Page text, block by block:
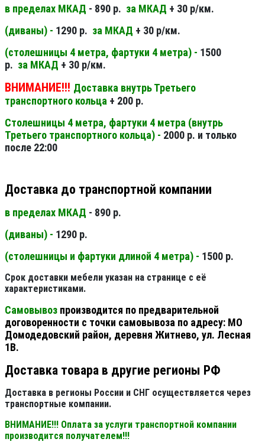
в пределах МКАД - 890 р. за МКАД + 30 р/км.
(диваны) - 1290 р. за МКАД + 30 р/км.
(столешницы 4 метра, фартуки 4 метра) - 1500
р. за МКАД + 30 р/км.
ВНИМАНИЕ!!! Доставка внутрь Третьего
транспортного кольца + 200 р.
Столешницы 4 метра, фартуки 4 метра (внутрь
Третьего транспортного кольца) - 2000 р. и только
после 22:00
Доставка до транспортной компании
в пределах МКАД - 890 р.
(диваны) - 1290 р.
(столешницы и фартуки длиной 4 метра) - 1500 р.
Срок доставки мебели указан на странице с её
характеристиками.
Самовывоз производится по предварительной
договоренности с точки самовывоза по адресу: МО
Домодедовский район, деревня Житнево, ул. Лесная
1В.
Доставка товара в другие регионы РФ
Доставка в регионы России и СНГ осуществляется через
транспортные компании.
ВНИМАНИЕ!!! Оплата за услуги транспортной компании
производится получателем!!!